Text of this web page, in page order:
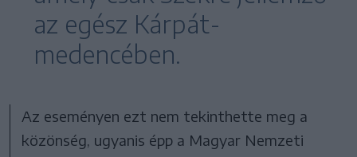
az egész Kárpát-
medencében.
Az eseményen ezt nem tekinthette meg a
közönség, ugyanis épp a Magyar Nemzeti